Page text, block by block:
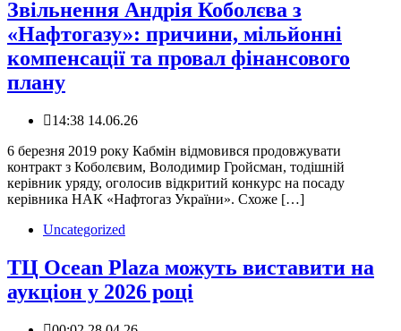
Звільнення Андрія Коболєва з
«Нафтогазу»: причини, мільйонні
компенсації та провал фінансового
плану
14:38 14.06.26
6 березня 2019 року Кабмін відмовився продовжувати
контракт з Коболєвим, Володимир Гройсман, тодішній
керівник уряду, оголосив відкритий конкурс на посаду
керівника НАК «Нафтогаз України». Схоже […]
Uncategorized
ТЦ Ocean Plaza можуть виставити на
аукціон у 2026 році